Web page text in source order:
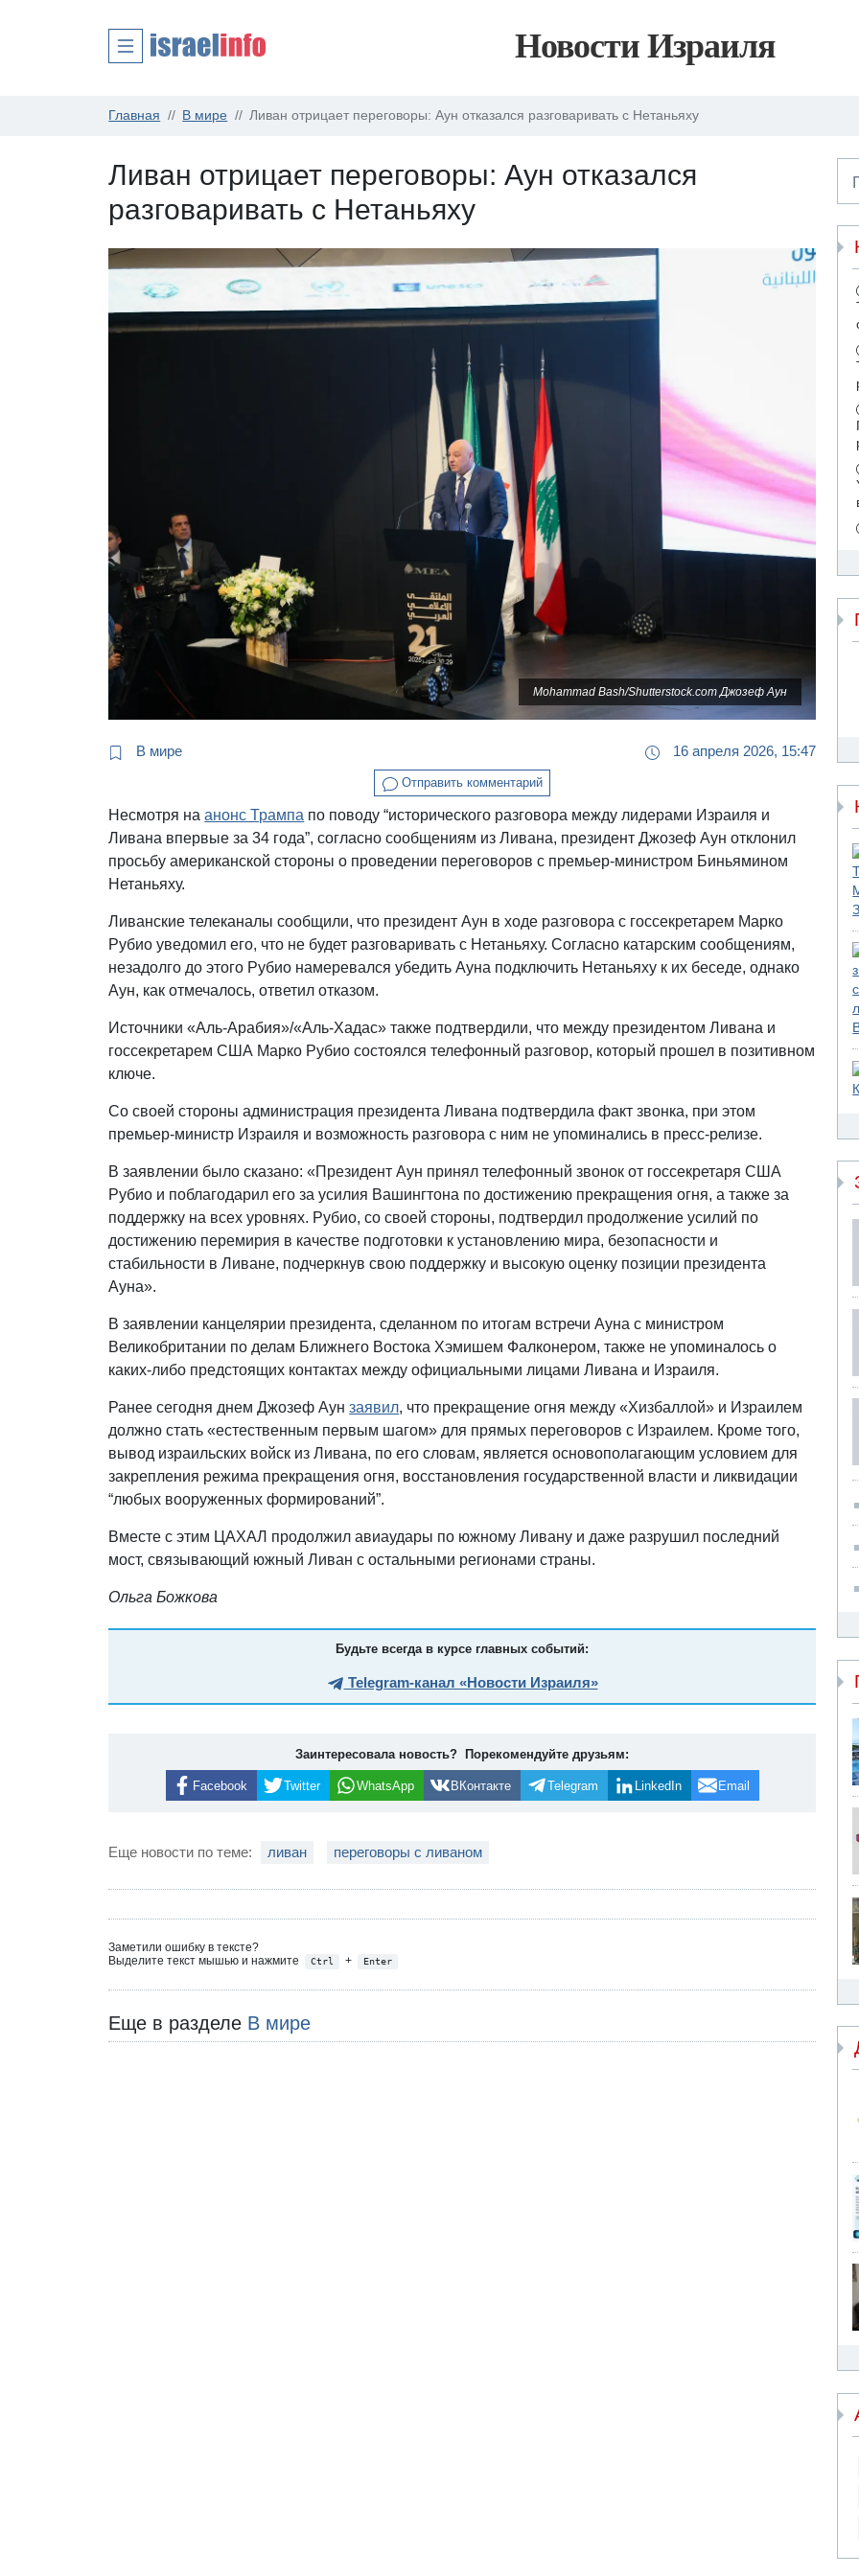
Новости Израиля
Главная В мире Ливан отрицает переговоры: Аун отказался разговаривать с Нетаньяху
Ливан отрицает переговоры: Аун отказался
разговаривать с Нетаньяху
Mohammad Bash/Shutterstock.com Джозеф Аун
В мире 16 апреля 2026, 15:47
Отправить комментарий
Несмотря наанонс Трампа по поводу “исторического разговора между лидерами Израиля и
Ливана впервые за 34 года”, согласно сообщениям из Ливана, президент Джозеф Аун отклонил
просьбу американской стороны о проведении переговоров с премьер-министром Биньямином
Нетаньяху.
Ливанские телеканалы сообщили, что президент Аун в ходе разговора с госсекретарем Марко
Рубио уведомил его, что не будет разговаривать с Нетаньяху. Согласно катарским сообщениям,
незадолго до этого Рубио намеревался убедить Ауна подключить Нетаньяху к их беседе, однако
Аун, как отмечалось, ответил отказом.
Источники «Аль-Арабия»/«Аль-Хадас» также подтвердили, что между президентом Ливана и
госсекретарем США Марко Рубио состоялся телефонный разговор, который прошел в позитивном
ключе.
Со своей стороны администрация президента Ливана подтвердила факт звонка, при этом
премьер-министр Израиля и возможность разговора с ним не упоминались в пресс-релизе.
В заявлении было сказано: «Президент Аун принял телефонный звонок от госсекретаря США
Рубио и поблагодарил его за усилия Вашингтона по достижению прекращения огня, а также за
поддержку на всех уровнях. Рубио, со своей стороны, подтвердил продолжение усилий по
достижению перемирия в качестве подготовки к установлению мира, безопасности и
стабильности в Ливане, подчеркнув свою поддержку и высокую оценку позиции президента
Ауна».
В заявлении канцелярии президента, сделанном по итогам встречи Ауна с министром
Великобритании по делам Ближнего Востока Хэмишем Фалконером, также не упоминалось о
каких-либо предстоящих контактах между официальными лицами Ливана и Израиля.
Ранее сегодня днем Джозеф Аунзаявил, что прекращение огня между «Хизбаллой» и Израилем
должно стать «естественным первым шагом» для прямых переговоров с Израилем. Кроме того,
вывод израильских войск из Ливана, по его словам, является основополагающим условием для
закрепления режима прекращения огня, восстановления государственной власти и ликвидации
“любых вооруженных формирований”.
Вместе с этим ЦАХАЛ продолжил авиаудары по южному Ливану и даже разрушил последний
мост, связывающий южный Ливан с остальными регионами страны.
Ольга Божкова
Будьте всегда в курсе главных событий:
Telegram-канал «Новости Израиля»
Заинтересовала новость? Порекомендуйте друзьям:
Facebook Twitter WhatsApp ВКонтакте Telegram LinkedIn Email
Еще новости по теме: ливан переговоры с ливаном
Заметили ошибку в тексте?
Выделите текст мышью и нажмите
Ctrl + Enter
Еще в разделе В мире